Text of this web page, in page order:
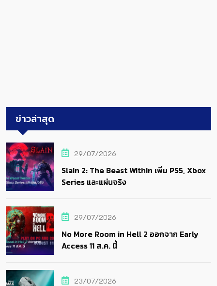
ข่าวล่าสุด
29/07/2026
Slain 2: The Beast Within เพิ่ม PS5, Xbox
Series และแผ่นจริง
29/07/2026
No More Room in Hell 2 ออกจาก Early
Access 11 ส.ค. นี้
23/07/2026